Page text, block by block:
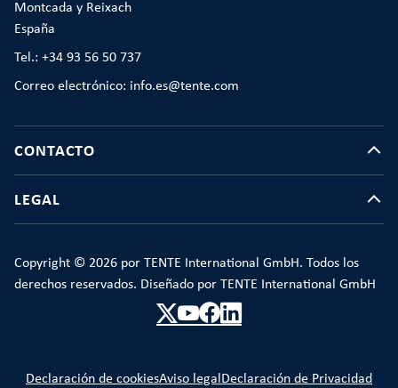
Montcada y Reixach
España
Tel.: +34 93 56 50 737
Correo electrónico: info.es@tente.com
CONTACTO
LEGAL
Copyright © 2026 por TENTE International GmbH. Todos los
derechos reservados. Diseñado por TENTE International GmbH
Declaración de cookiesAviso legal Declaración de Privacidad